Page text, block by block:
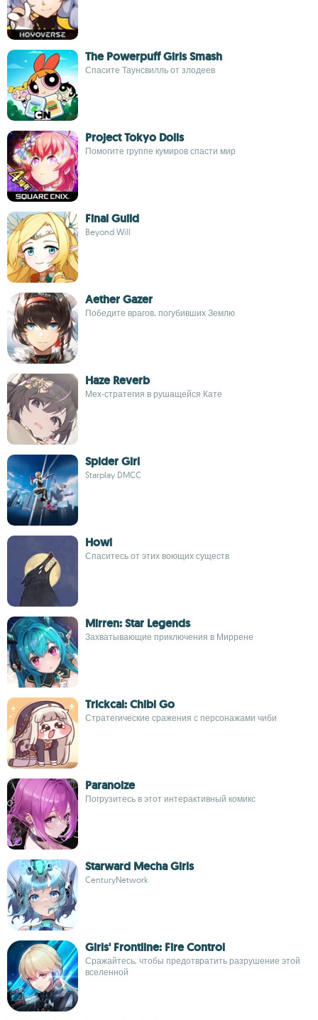
The Powerpuff Girls Smash
Спасите Таунсвилль от злодеев
Project Tokyo Dolls
Помогите группе кумиров спасти мир
Final Guild
Beyond Will
Aether Gazer
Победите врагов, погубивших Землю
Haze Reverb
Мех-стратегия в рушащейся Кате
Spider Girl
Starplay DMCC
Howl
Спаситесь от этих воющих существ
Mirren: Star Legends
Захватывающие приключения в Миррене
Trickcal: Chibi Go
Стратегические сражения с персонажами чиби
Paranoize
Погрузитесь в этот интерактивный комикс
Starward Mecha Girls
CenturyNetwork
Girls' Frontline: Fire Control
Сражайтесь, чтобы предотвратить разрушение этой
вселенной